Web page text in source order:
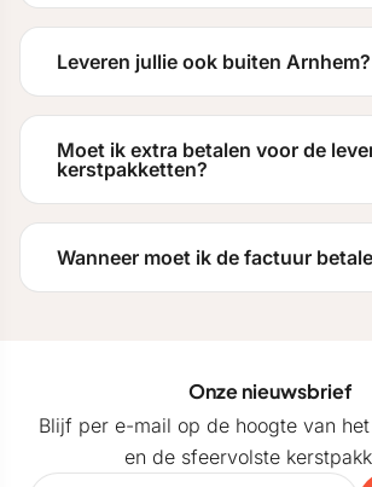
Leveren jullie ook buiten Arnhem?
Moet ik extra betalen voor de
kerstpakketten?
Wanneer moet ik de factuur
Onze nieuwsbrief
Blijf per e-mail op de hoogte van
en de sfeervolste